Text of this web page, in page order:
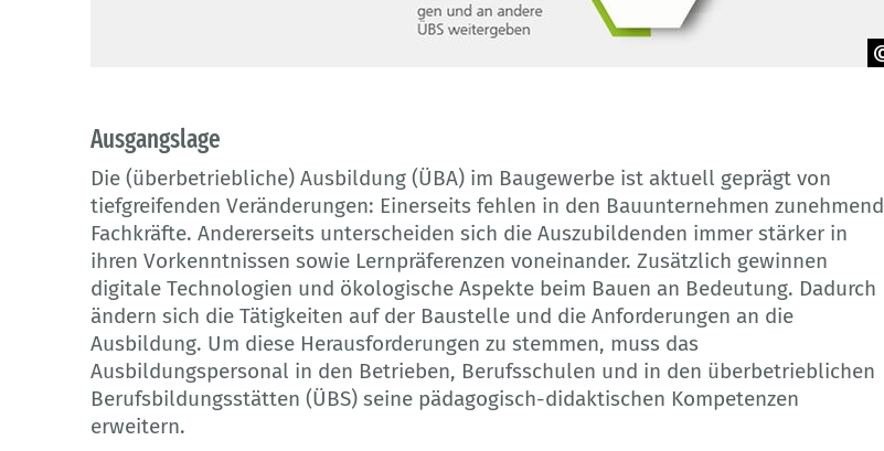
Ausgangslage
Die (überbetriebliche) Ausbildung (ÜBA) im Baugewerbe ist aktuell geprägt von
tiefgreifenden Veränderungen: Einerseits fehlen in den Bauunternehmen zunehmend
Fachkräfte. Andererseits unterscheiden sich die Auszubildenden immer stärker in
ihren Vorkenntnissen sowie Lernpräferenzen voneinander. Zusätzlich gewinnen
digitale Technologien und ökologische Aspekte beim Bauen an Bedeutung. Dadurch
ändern sich die Tätigkeiten auf der Baustelle und die Anforderungen an die
Ausbildung. Um diese Herausforderungen zu stemmen, muss das
Ausbildungspersonal in den Betrieben, Berufsschulen und in den überbetrieblichen
Berufsbildungsstätten (ÜBS) seine pädagogisch-didaktischen Kompetenzen
erweitern.